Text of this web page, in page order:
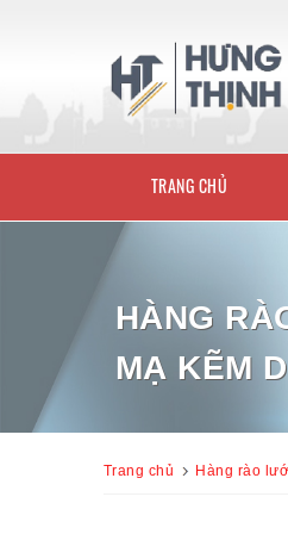
TRANG CHỦ
HÀNG
MẠ KẼM
Trang chủ Hàng rào